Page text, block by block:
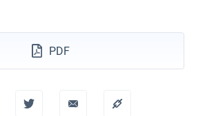
PDF